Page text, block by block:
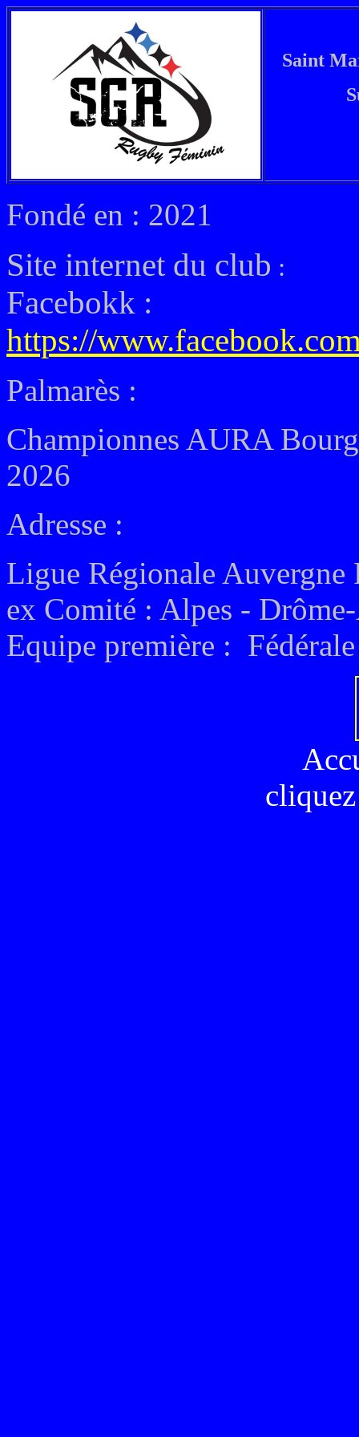
Saint
Fondé en : 2021
Site internet du club :
Facebokk :
https://
Palmarès :
Championnes AURA
2026
Adresse :
Ligue Régionale Auvergne
ex Comité : Alpes -
Equipe première :